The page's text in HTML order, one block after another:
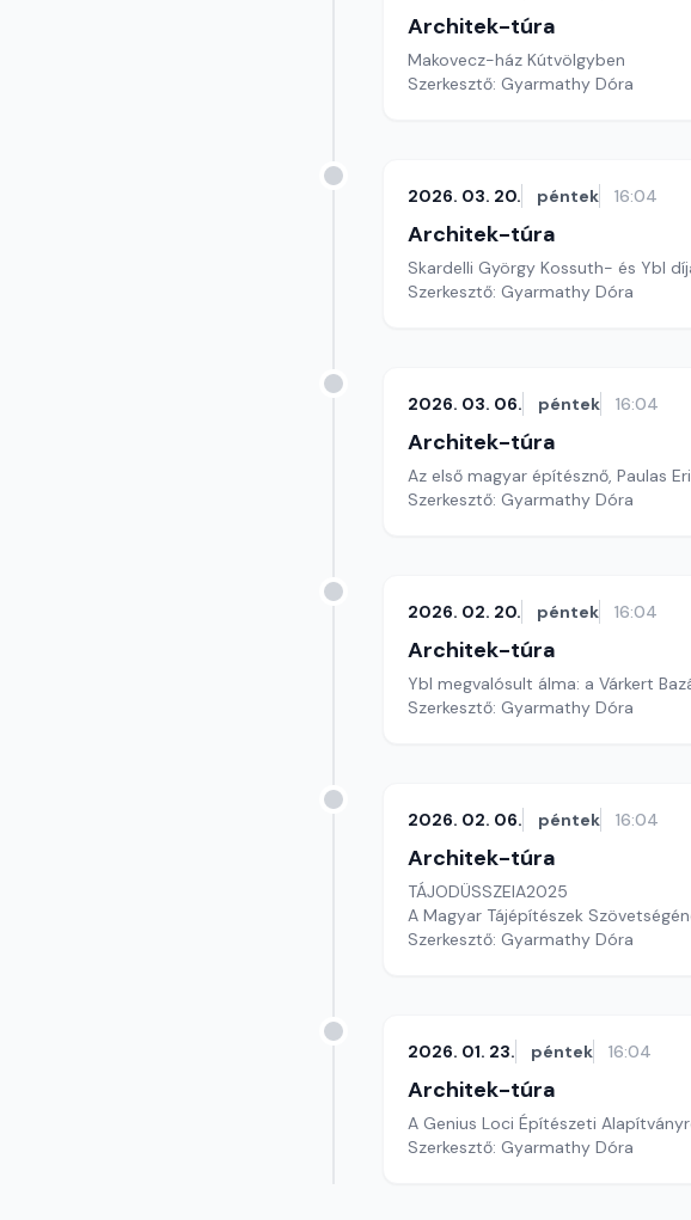
Architek-túra
Makovecz-ház Kútvölgyben
Szerkesztő: Gyarmathy Dóra
2026. 03. 20. péntek 16:04
Architek-túra
Skardelli György Kossuth- és Ybl
Szerkesztő: Gyarmathy Dóra
2026. 03. 06. péntek 16:04
Architek-túra
Az első magyar építésznő, Paulas
Szerkesztő: Gyarmathy Dóra
2026. 02. 20. péntek 16:04
Architek-túra
Ybl megvalósult álma: a Várkert
Szerkesztő: Gyarmathy Dóra
2026. 02. 06. péntek 16:04
Architek-túra
TÁJODÜSSZEIA2025
A Magyar Tájépítészek
Szerkesztő: Gyarmathy Dóra
2026. 01. 23. péntek 16:04
Architek-túra
A Genius Loci Építészeti
Szerkesztő: Gyarmathy Dóra